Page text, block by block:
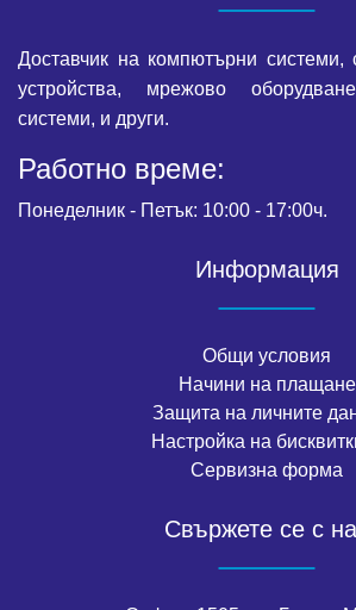
Доставчик на компютърни системи,
устройства, мрежово
системи, и други.
Работно време:
Понеделник - Петък: 10:00 - 17:00ч.
Информация
Общи условия
Начини на плащане
Защита на личните
Настройка на
Сервизна форма
Свържете се с